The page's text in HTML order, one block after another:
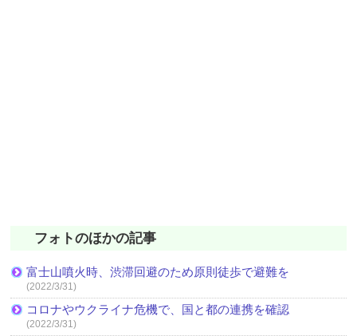
フォトのほかの記事
富士山噴火時、渋滞回避のため原則徒歩で避難を
(2022/3/31)
コロナやウクライナ危機で、国と都の連携を確認
(2022/3/31)